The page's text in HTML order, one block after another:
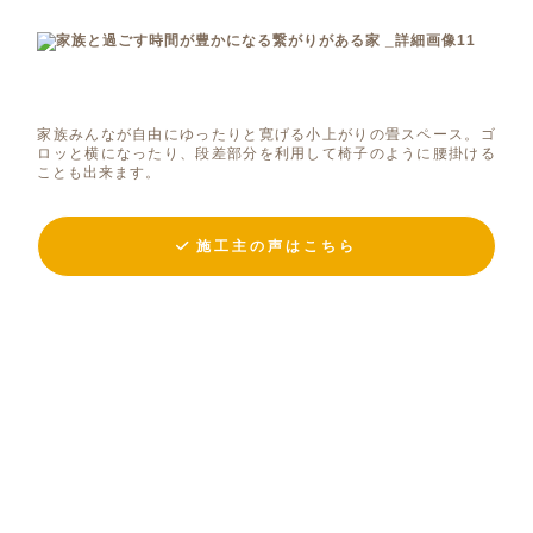
家族みんなが自由にゆったりと寛げる小上がりの畳スペース。ゴ
ロッと横になったり、段差部分を利用して椅子のように腰掛ける
ことも出来ます。
施工主の声はこちら